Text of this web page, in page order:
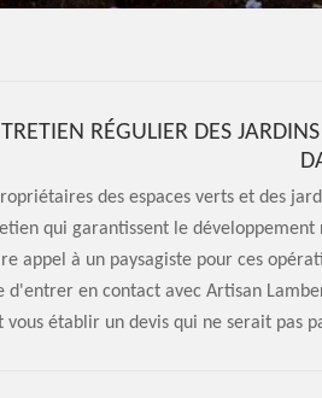
RÉGULIER DES
des espaces verts et des
qui garantissent le
appel à un paysagiste pour ces
d'entrer en contact avec Artisan
vous établir un devis qui ne serait pas